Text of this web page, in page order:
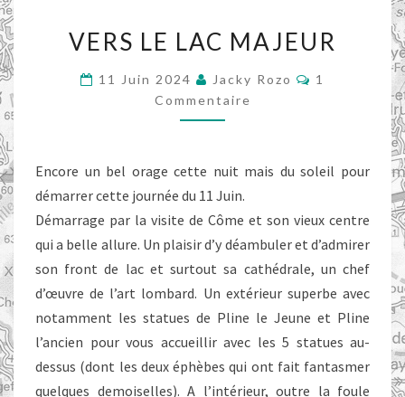
LE
LAC
MAJEUR
VERS LE LAC MAJEUR
11 Juin 2024 Jacky Rozo
1
Commentaire
Encore un bel orage cette nuit mais du soleil pour
démarrer cette journée du 11 Juin.
Démarrage par la visite de Côme et son vieux centre
qui a belle allure. Un plaisir d’y déambuler et d’admirer
son front de lac et surtout sa cathédrale, un chef
d’œuvre de l’art lombard. Un extérieur superbe avec
notamment les statues de Pline le Jeune et Pline
l’ancien pour vous accueillir avec les 5 statues au-
dessus (dont les deux éphèbes qui ont fait fantasmer
quelques demoiselles). A l’intérieur, outre la foule